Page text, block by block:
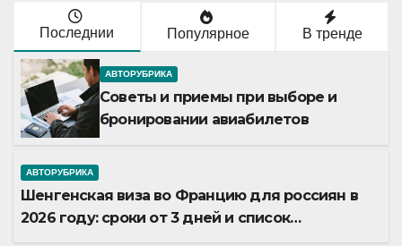
Последнии Популярное В тренде
АВТОРУБРИКА
Советы и приемы при выборе и
бронировании авиабилетов
АВТОРУБРИКА
Шенгенская виза во Францию для россиян в
2026 году: сроки от 3 дней и список